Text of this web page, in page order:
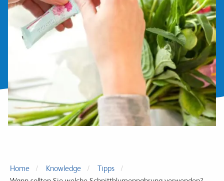
Home Knowledge
Tipps